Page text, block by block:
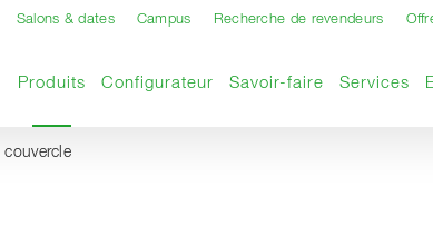
Salons & dates Campus Recherche de revendeurs
ProduitsPage actuelle
Configurateur Savoir-faire Services
couvercle